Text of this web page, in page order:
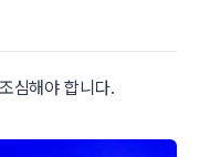
심해야 합니다.